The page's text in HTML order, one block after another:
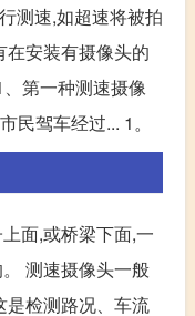
测速,如超速将被拍
安装有摄像头的
第一种测速摄像
驾车经过... 1。
面,或桥梁下面,一
测速摄像头一般
是检测路况、车流